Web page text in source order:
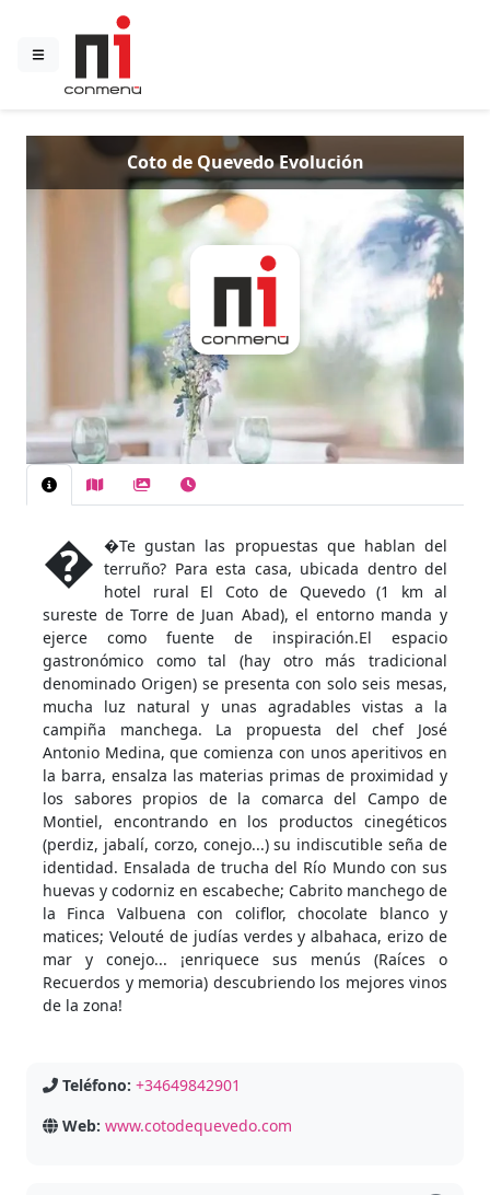
Coto de Quevedo Evolución
� �Te gustan las propuestas que hablan del
terruño? Para esta casa, ubicada dentro del
hotel rural El Coto de Quevedo (1 km al
sureste de Torre de Juan Abad), el entorno manda y
ejerce como fuente de inspiración.El espacio
gastronómico como tal (hay otro más tradicional
denominado Origen) se presenta con solo seis mesas,
mucha luz natural y unas agradables vistas a la
campiña manchega. La propuesta del chef José
Antonio Medina, que comienza con unos aperitivos en
la barra, ensalza las materias primas de proximidad y
los sabores propios de la comarca del Campo de
Montiel, encontrando en los productos cinegéticos
(perdiz, jabalí, corzo, conejo...) su indiscutible seña de
identidad. Ensalada de trucha del Río Mundo con sus
huevas y codorniz en escabeche; Cabrito manchego de
la Finca Valbuena con coliflor, chocolate blanco y
matices; Velouté de judías verdes y albahaca, erizo de
mar y conejo... ¡enriquece sus menús (Raíces o
Recuerdos y memoria) descubriendo los mejores vinos
de la zona!
Teléfono: +34649842901
Web: www.cotodequevedo.com